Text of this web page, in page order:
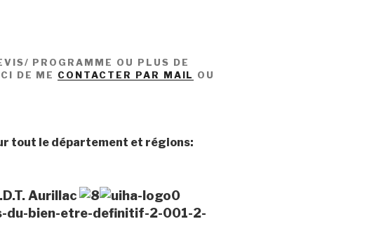
PROGRAMME OU PLUS DE
DE ME CONTACTER PAR MAIL OU
tout le département et régions:
Aurillac